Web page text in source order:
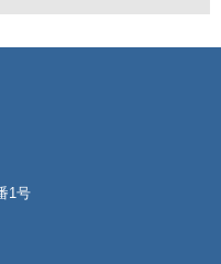
1号